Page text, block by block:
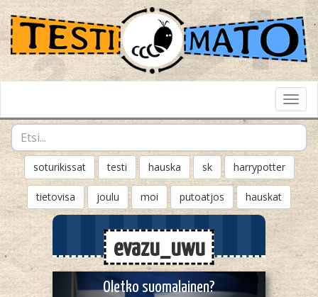
soturikissat testi hauska sk harrypotter
tietovisa joulu moi putoatjos hauskat
evazu_uwu
Oletko suomalainen?